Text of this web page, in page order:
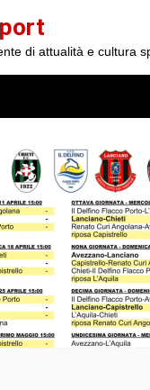
di attualità e cultura